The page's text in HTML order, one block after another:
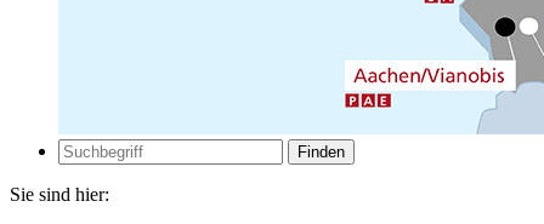
Zur
Suche
Suche
Sie sind hier: